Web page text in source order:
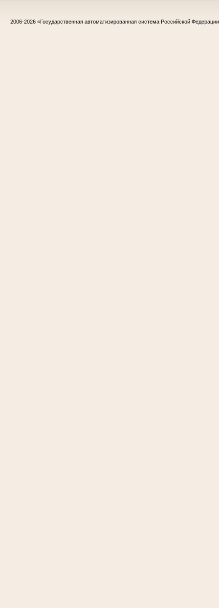
2006-2026 «Государственная автоматизированная система Российской